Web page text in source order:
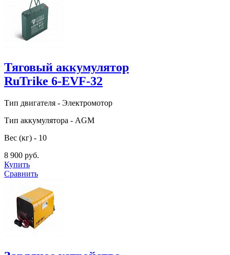
Тяговый аккумулятор
RuTrike 6-EVF-32
Тип двигателя - Электромотор
Тип аккумулятора - AGM
Вес (кг) - 10
8 900 руб.
Купить
Сравнить